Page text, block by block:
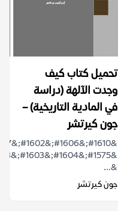
تحميل كتاب كيف
وجدت الآلهة (دراسة
في المادية التاريخية) –
جون كيرتشر
&...
جون كيرتشر